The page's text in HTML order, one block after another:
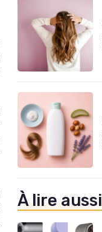
À lire aussi